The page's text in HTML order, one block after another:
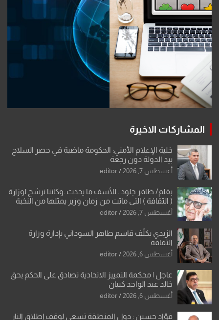
المشاركات الاخيرة
خلية الإعلام الأمني: الحكومة ماضية في حصر السلاح
بيد الدولة دون رجعة
أغسطس 7, 2026 editor
بقلم/ ظافر جلود.. للأسف ما يحدث .وكاننا نرشح لوزارة
( الثقافة ) التي ماتت من زمان وزير يمثلها من النخبة
والإرث العظيم للثقافة العراقية..
أغسطس 7, 2026 editor
الزيدي يكلّف قاسم طاهر السوداني بإدارة وزارة
الثقافة
أغسطس 6, 2026 editor
عاجل | محكمة التمييز الاتحادية تصادق على الحكم بحق
خالد عبد الواحد كبيان
أغسطس 6, 2026 editor
فؤاد حسين : دول المنطقة تسعى لوقف إطلاق النار